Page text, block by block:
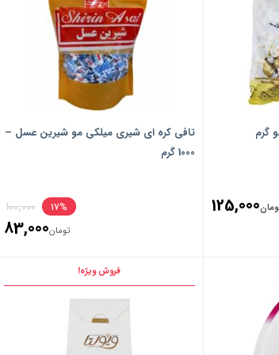
125,000
تافی کره ای شیری میلکی مو شیرین عسل –
1000 گرم
17%
100,000
تومان83,000
فروش ویژه!